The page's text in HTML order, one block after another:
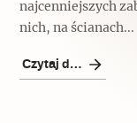
najcenniejszych
nich, na ścianach...
Czytaj dalej